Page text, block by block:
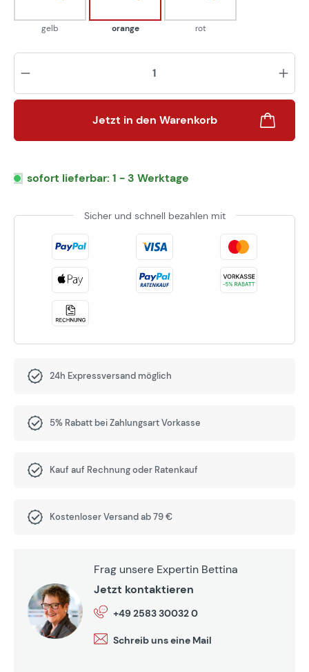
gelb orange rot
Jetzt in den Warenkorb
sofort lieferbar: 1 - 3 Werktage
Sicher und schnell bezahlen mit
24h Expressversand möglich
5% Rabatt bei Zahlungsart Vorkasse
Kauf auf Rechnung oder Ratenkauf
Kostenloser Versand ab 79 €
Frag unsere Expertin Bettina
Jetzt kontaktieren
+49 2583 30032 0
Schreib uns eine Mail